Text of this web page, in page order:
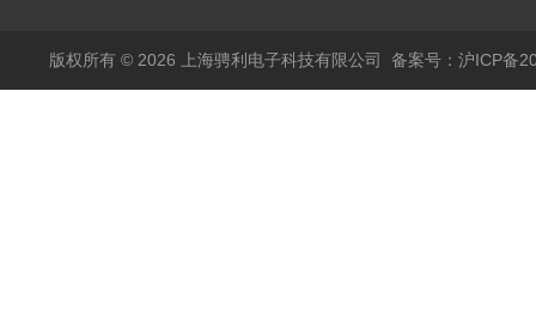
版权所有 © 2026 上海骋利电子科技有限公司 备案号：沪ICP备